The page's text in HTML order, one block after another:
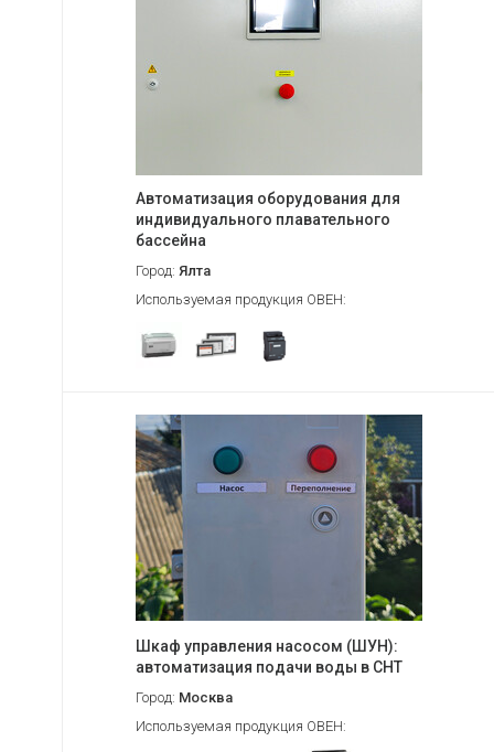
Автоматизация оборудования для
индивидуального плавательного
бассейна
Город: Ялта
Используемая продукция ОВЕН:
Шкаф управления насосом (ШУН):
автоматизация подачи воды в СНТ
Город: Москва
Используемая продукция ОВЕН: